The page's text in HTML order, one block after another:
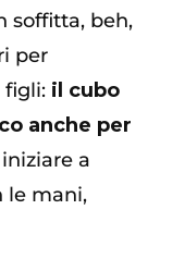
soffitta, beh,
per
figli: il cubo
anche per
a
le mani,